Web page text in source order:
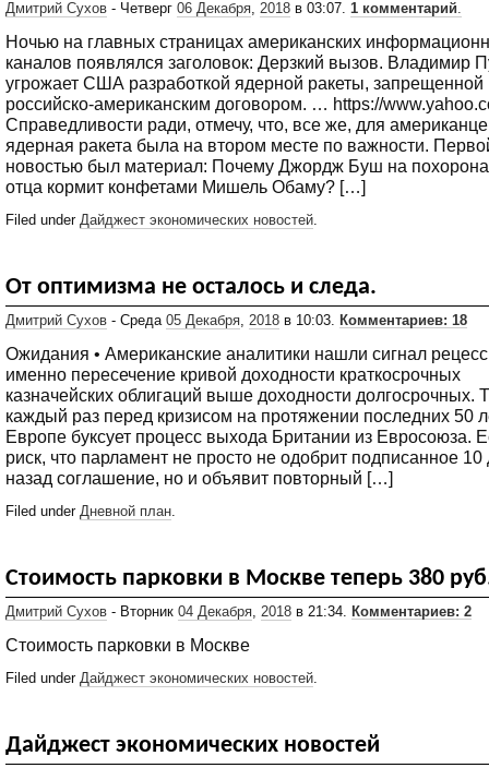
Дмитрий Сухов - Четверг 06 Декабря 2018 в 03:07. 1 комментарий
Ночью на главных страницах американских
каналов появлялся заголовок: Дерзкий вызов. Владимир
угрожает США разработкой ядерной ракеты, запрещенной
российско-американским договором. … https://
Справедливости ради, отмечу, что, все же, для
ядерная ракета была на втором месте по важности.
новостью был материал: Почему Джордж Буш на
отца кормит конфетами Мишель Обаму? […]
Filed under Дайджест экономических новостей
От оптимизма не осталось и следа.
Дмитрий Сухов - Среда 05 Декабря 2018 в 10:03. Комментариев: 18
Ожидания • Американские аналитики нашли сигнал
именно пересечение кривой доходности краткосрочных
казначейских облигаций выше доходности долгосрочных.
каждый раз перед кризисом на протяжении последних 50
Европе буксует процесс выхода Британии из Евросоюза.
риск, что парламент не просто не одобрит подписанное 10
назад соглашение, но и объявит повторный […]
Filed under Дневной план
Стоимость парковки в Москве теперь 380
Дмитрий Сухов - Вторник 04 Декабря 2018 в 21:34. Комментариев: 2
Стоимость парковки в Москве
Filed under Дайджест экономических новостей
Дайджест экономических новостей